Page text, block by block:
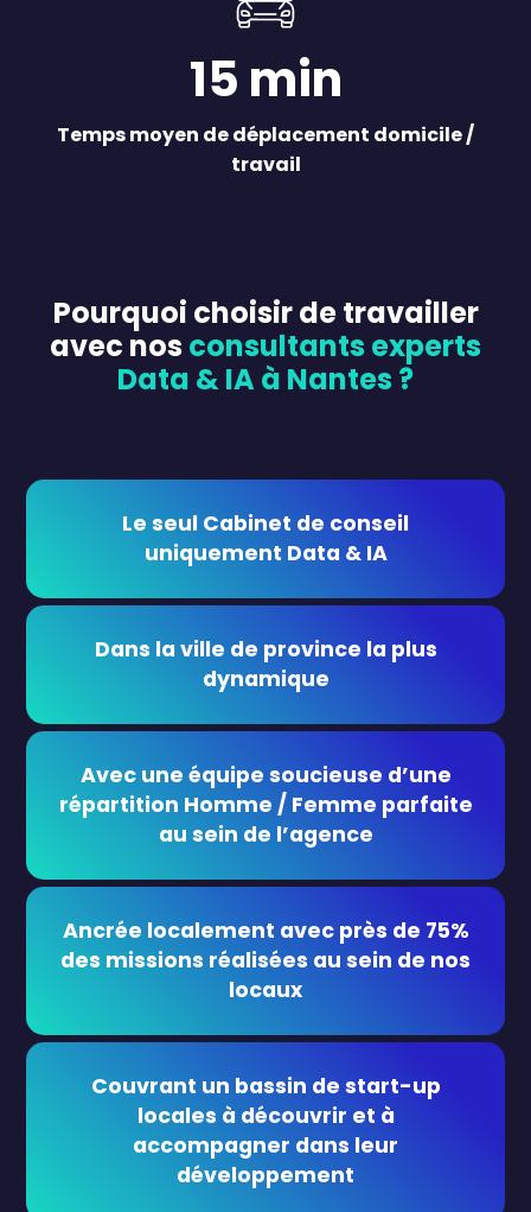
15 min
Temps moyen de déplacement domicile /
travail
Pourquoi choisir de travailler
avec nos consultants experts
Data & IA à Nantes ?
Le seul Cabinet de conseil
uniquement Data & IA
Dans la ville de province la plus
dynamique
Avec une équipe soucieuse d’une
répartition Homme / Femme parfaite
au sein de l’agence
Ancrée localement avec près de 75%
des missions réalisées au sein de nos
locaux
Couvrant un bassin de start-up
locales à découvrir et à
accompagner dans leur
développement